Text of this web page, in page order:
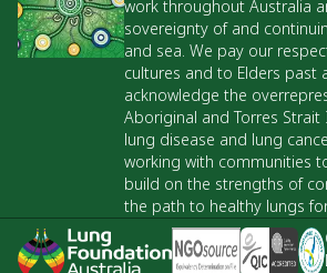
work throughout Australia
sovereignty of and
and sea. We pay our
cultures and to Elders past
acknowledge the
Aboriginal and Torres
lung disease and lung
working with communities
build on the strengths of
the path to healthy lungs